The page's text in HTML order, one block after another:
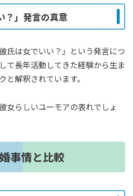
？」発言の真意
氏は女でいい？」という発言につ
て長年活動してきた経験から生ま
と解釈されています。
女らしいユーモアの表れでしょ
事情と比較